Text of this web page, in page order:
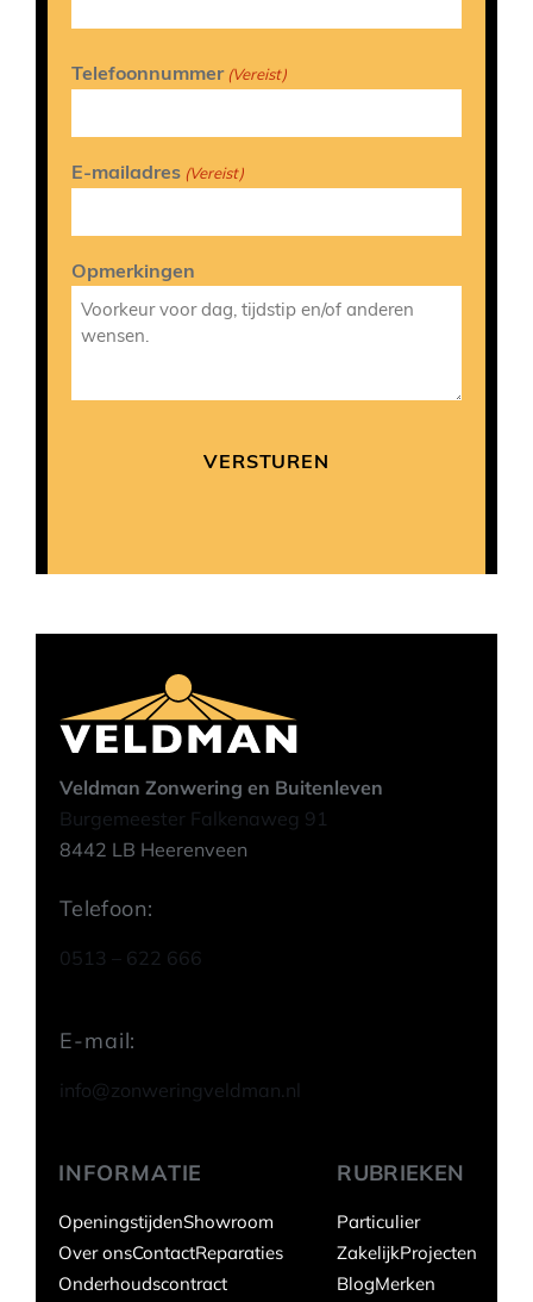
Telefoonnummer (Vereist)
E-mailadres (Vereist)
Opmerkingen
Veldman Zonwering en Buitenleven
Burgemeester Falkenaweg 91
8442 LB Heerenveen
Telefoon:
0513 – 622 666
E-mail:
info@zonweringveldman.nl
RUBRIEKEN
Particulier
ZakelijkProjecten
BlogMerken
INFORMATIE
OpeningstijdenShowroom
Over onsContactReparaties
Onderhoudscontract